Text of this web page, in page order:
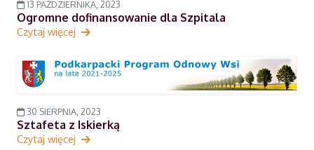
13 PAŹDZIERNIKA, 2023
Ogromne dofinansowanie dla Szpitala
Czytaj więcej
30 SIERPNIA, 2023
Sztafeta z Iskierką
Czytaj więcej